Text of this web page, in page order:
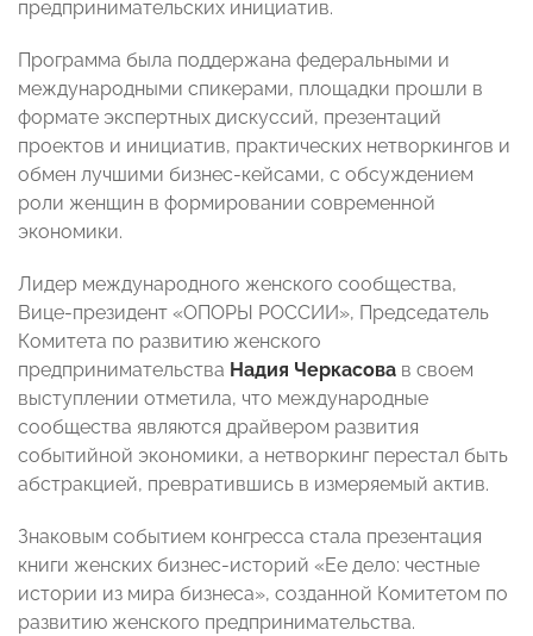
предпринимательских инициатив.
Программа была поддержана федеральными и
международными спикерами, площадки прошли в
формате экспертных дискуссий, презентаций
проектов и инициатив, практических нетворкингов и
обмен лучшими бизнес-кейсами, с обсуждением
роли женщин в формировании современной
экономики.
Лидер международного женского сообщества,
Вице-президент «ОПОРЫ РОССИИ», Председатель
Комитета по развитию женского
предпринимательства Надия Черкасова в своем
выступлении отметила, что международные
сообщества являются драйвером развития
событийной экономики, а нетворкинг перестал быть
абстракцией, превратившись в измеряемый актив.
Знаковым событием конгресса стала презентация
книги женских бизнес-историй «Ее дело: честные
истории из мира бизнеса», созданной Комитетом по
развитию женского предпринимательства.